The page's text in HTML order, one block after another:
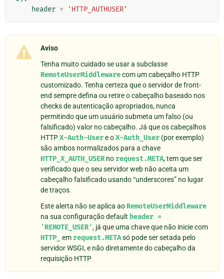
header = 'HTTP_AUTHUSER'
Aviso
Tenha muito cuidado se usar a subclasse
RemoteUserMiddlewarecom um cabeçalho HTTP
customizado. Tenha certeza que o servidor de front-
end sempre defina ou retire o cabeçalho baseado nos
checks de autenticação apropriados, nunca
permitindo que um usuário submeta um falso (ou
falsificado) valor no cabeçalho. Já que os cabeçalhos
HTTPX-Auth-Usere oX-Auth_User (por exemplo)
são ambos normalizados para a chave
HTTP_X_AUTH_USER no request.META, tem que ser
verificado que o seu servidor web não aceita um
cabeçalho falsificado usando “underscores” no lugar
de traços.
Este alerta não se aplica aoRemoteUserMiddleware
na sua configuração default header =
'REMOTE_USER', já que uma chave que não inicie com
HTTP_ em request.METAsó pode ser setada pelo
servidor WSGI, e não diretamente do cabeçalho da
requisição HTTP